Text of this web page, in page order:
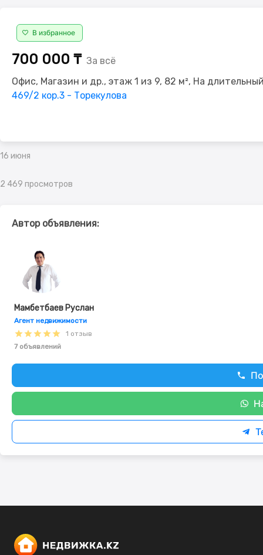
В избранное
700 000 ₸ За всё
Офис, Магазин и др., этаж 1 из 9, 82 м², На
469/2 кор.3 - Торекулова
16 июня
2 469 просмотров
Автор объявления:
Мамбетбаев Руслан
Агент недвижимости
1 отзыв
7 объявлений